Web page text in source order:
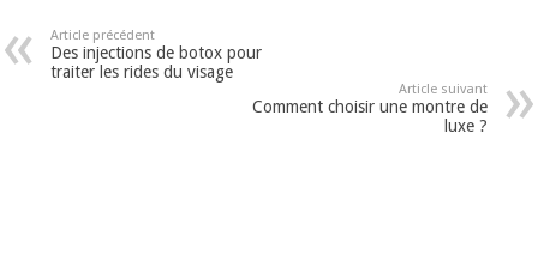
Article précédent
Des injections de botox pour
traiter les rides du visage
Article suivant
Comment choisir une montre de
luxe ?